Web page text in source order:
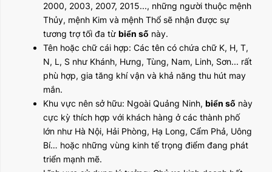
2000, 2003, 2007, 2015..., những người thuộc mệnh
Thủy, mệnh Kim và mệnh Thổ sẽ nhận được sự
tương trợ tối đa từ biển số này.
Tên hoặc chữ cái hợp: Các tên có chứa chữ K, H, T,
N, L, S như Khánh, Hưng, Tùng, Nam, Linh, Sơn... rất
phù hợp, gia tăng khí vận và khả năng thu hút may
mắn.
Khu vực nên sở hữu: Ngoài Quảng Ninh, biển số này
cực kỳ thích hợp với khách hàng ở các thành phố
lớn như Hà Nội, Hải Phòng, Hạ Long, Cẩm Phả, Uông
Bí… hoặc những vùng kinh tế trọng điểm đang phát
triển mạnh mẽ.